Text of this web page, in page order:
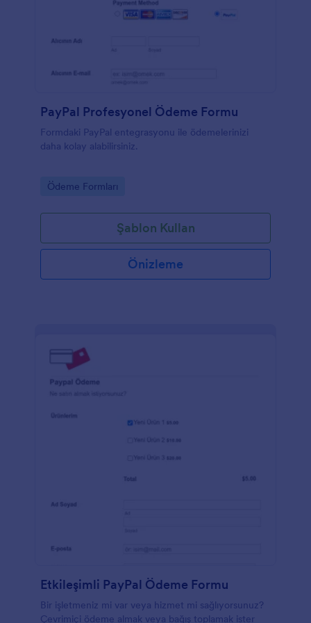
PayPal Profesyonel Ödeme Formu
Formdaki PayPal entegrasyonu ile ödemelerinizi
daha kolay alabilirsiniz.
Go to Category:
Ödeme Formları
Şablon Kullan
Önizleme
Etkileşimli PayPal Ödeme Formu
Bir işletmeniz mi var veya hizmet mi sağlıyorsunuz?
Çevrimiçi ödeme almak veya bağış toplamak ister